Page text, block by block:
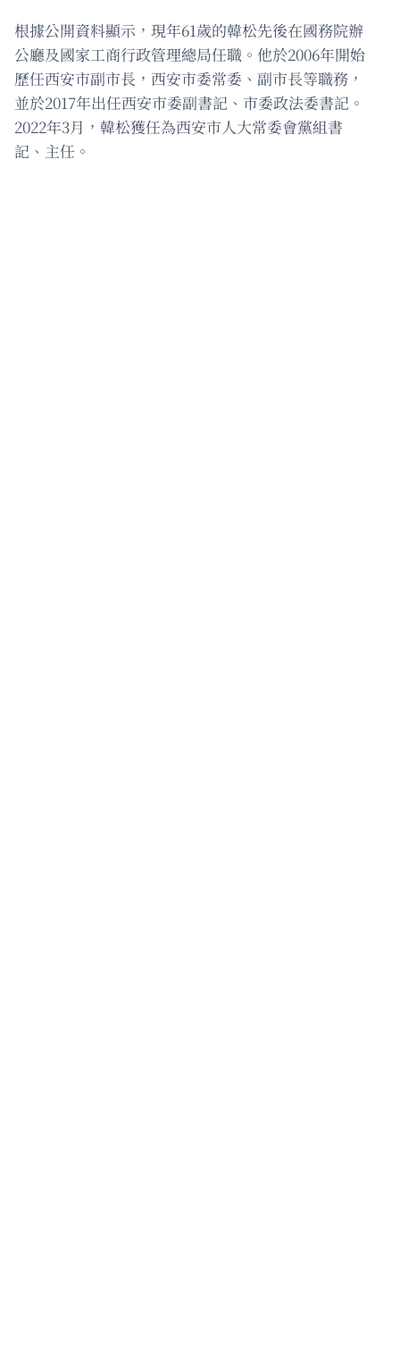
根據公開資料顯示，現年61歲的韓松先後在國務院辦
公廳及國家工商行政管理總局任職。他於2006年開始
歷任西安市副市長，西安市委常委、副市長等職務，
並於2017年出任西安市委副書記、市委政法委書記。
2022年3月，韓松獲任為西安市人大常委會黨組書
記、主任。